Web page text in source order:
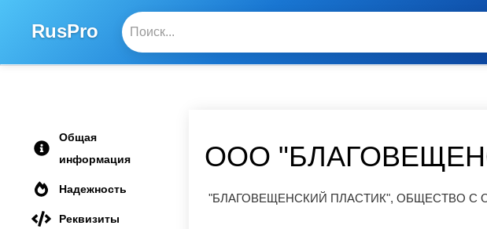
RusPro
Общая
информация
Надежность
Реквизиты
ООО
"БЛАГОВЕЩЕНСКИЙ ПЛАСТИК", ОБЩЕСТВО